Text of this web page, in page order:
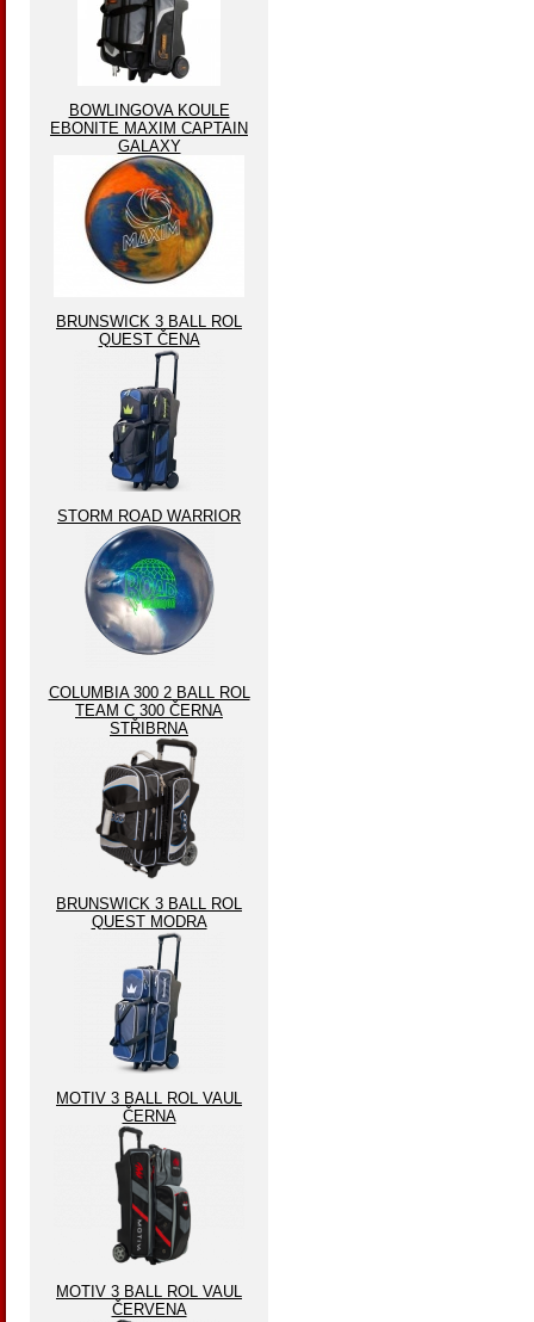
BOWLINGOVA KOULE
EBONITE MAXIM CAPTAIN
GALAXY
BRUNSWICK 3 BALL ROL
QUEST ČENA
STORM ROAD WARRIOR
COLUMBIA 300 2 BALL ROL
TEAM C 300 ČERNA
STŘIBRNA
BRUNSWICK 3 BALL ROL
QUEST MODRA
MOTIV 3 BALL ROL VAUL
ČERNA
MOTIV 3 BALL ROL VAUL
ČERVENA